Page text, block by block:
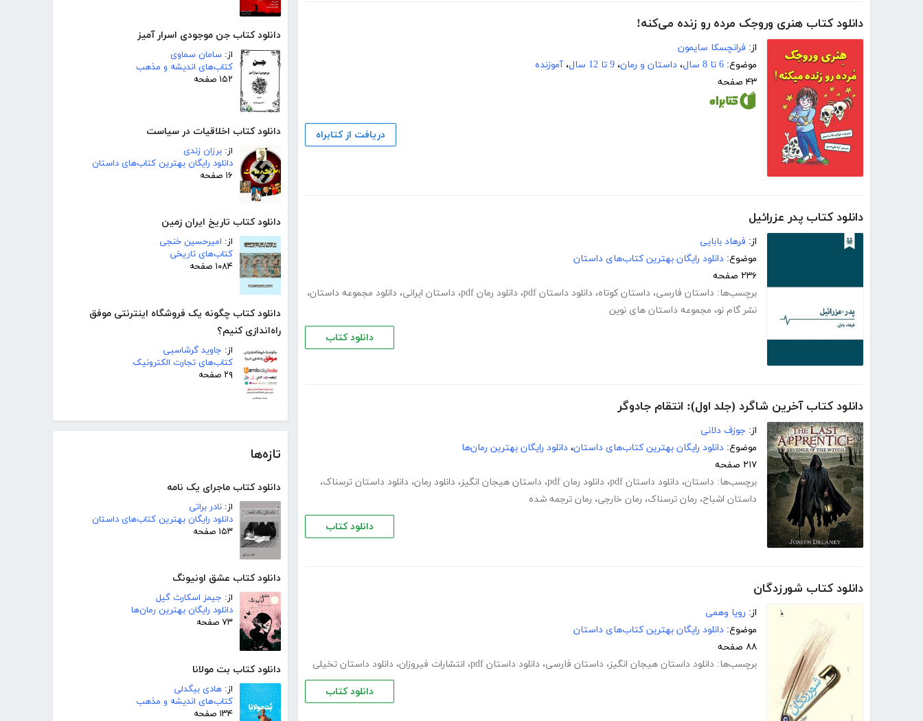
دانلود کتاب جن موجودی اسرار آمیز
از: سامان سماوی
کتاب‌های اندیشه و مذهب
۱۵۲ صفحه
دانلود کتاب اخلاقیات در سیاست
از: برزان زندی
دانلود رایگان بهترین کتاب‌های داستان
۱۶ صفحه
دانلود کتاب تاریخ ایران زمین
از: امیرحسین خنجی
کتاب‌های تاریخی
۱۰۸۴ صفحه
دانلود کتاب چگونه یک فروشگاه اینترنتی موفق
راه‌اندازی کنیم؟
از: جاوید گرشاسبی
کتاب‌های تجارت الکترونیک
۲۹ صفحه
تازه‌ها
دانلود کتاب ماجرای یک نامه
از: نادر براتی
دانلود رایگان بهترین کتاب‌های داستان
۱۵۳ صفحه
دانلود کتاب عشق اونیونگ
از: جیمز اسکارث گیل
دانلود رایگان بهترین رمان‌ها
۷۳ صفحه
دانلود کتاب بت مولانا
از: هادی بیگدلی
کتاب‌های اندیشه و مذهب
۱۳۴ صفحه
دانلود کتاب هنری وروجک مرده رو زنده می‌کنه!
از: فرانچسکا سایمون
موضوع: 6 تا 8 سال ، داستان و رمان، 9 تا 12 سال ، آموزنده
۴۳ صفحه
دریافت از کتابراه
دانلود کتاب پدر عزرائیل
از: فرهاد بابایی
موضوع: دانلود رایگان بهترین کتاب‌های داستان
۲۳۶ صفحه
برچسب‌ها: داستان فارسی، داستان کوتاه، دانلود داستان pdf ، دانلود رمان pdf ، داستان ایرانی، دانلود مجموعه داستان،
نشر گام نو، مجموعه داستان های نوین
دانلود کتاب
دانلود کتاب آخرین شاگرد (جلد اول): انتقام جادوگر
از: جوزف دلانی
موضوع: دانلود رایگان بهترین کتاب‌های داستان، دانلود رایگان بهترین رمان‌ها
۲۱۷ صفحه
برچسب‌ها: داستان، دانلود داستان pdf ، دانلود رمان pdf ، داستان هیجان انگیز، دانلود رمان، دانلود داستان ترسناک،
داستان اشباح، رمان ترسناک، رمان خارجی، رمان ترجمه شده
دانلود کتاب
دانلود کتاب شورزدگان
از: رویا وهمی
موضوع: دانلود رایگان بهترین کتاب‌های داستان
۸۸ صفحه
برچسب‌ها: دانلود داستان هیجان انگیز، داستان فارسی، دانلود داستان pdf ، انتشارات فیروزان، دانلود داستان تخیلی
دانلود کتاب